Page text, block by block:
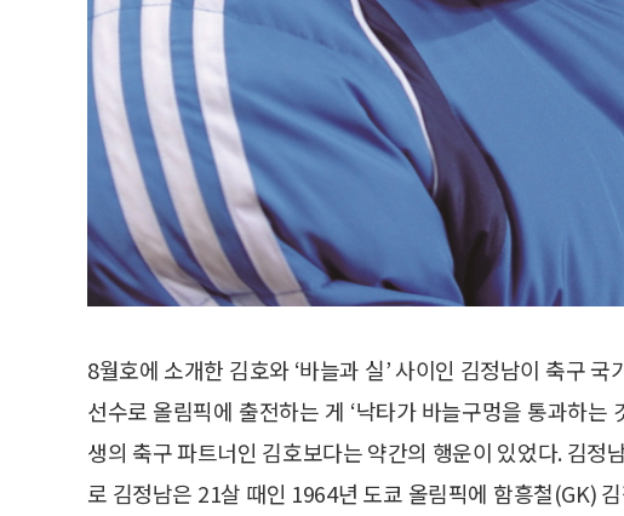
8월호에 소개한 김호와 ‘바늘과 실’ 사이인 김정남이 축구
선수로 올림픽에 출전하는 게 ‘낙타가 바늘구멍을 통과하는
생의 축구 파트너인 김호보다는 약간의 행운이 있었다. 김정
로 김정남은 21살 때인 1964년 도쿄 올림픽에 함흥철(GK)